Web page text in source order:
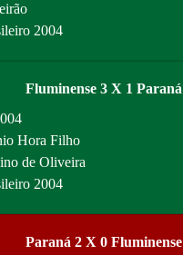
2004
Fluminense 3 X 1 Paraná
Hora Filho
de Oliveira
2004
Paraná 2 X 0 Fluminense